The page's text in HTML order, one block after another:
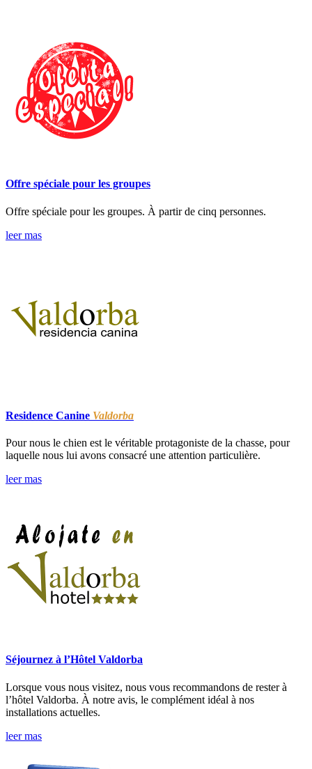
Offre spéciale pour les groupes
Offre spéciale pour les groupes. À partir de cinq personnes.
leer mas
Residence Canine Valdorba
Pour nous le chien est le véritable protagoniste de la chasse, pour
laquelle nous lui avons consacré une attention particulière.
leer mas
Séjournez à l’Hôtel Valdorba
Lorsque vous nous visitez, nous vous recommandons de rester à
l’hôtel Valdorba. À notre avis, le complément idéal à nos
installations actuelles.
leer mas